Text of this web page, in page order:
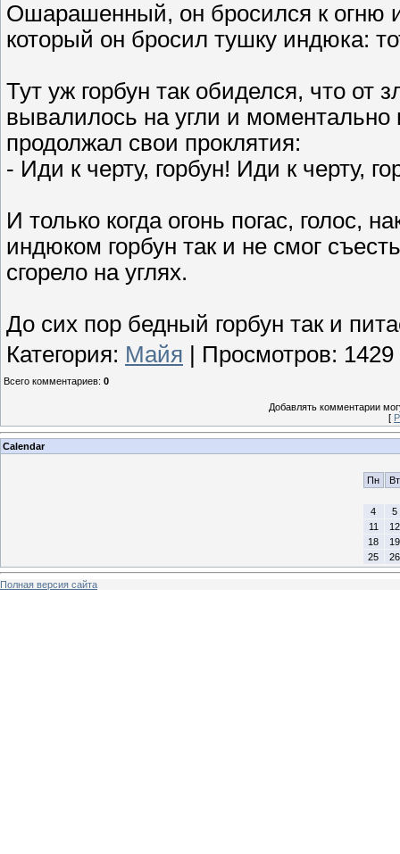
Ошарашенный, он бросился к огню
который он бросил тушку индюка:
Тут уж горбун так обиделся, что от
вывалилось на угли и
продолжал свои проклятия:
- Иди к черту, горбун! Иди к черту,
И только когда огонь погас, голос,
индюком горбун так и не смог
сгорело на углях.
До сих пор бедный горбун так и
Категория: Майя Просмотров:
Всего комментариев: 0
Добавлять комментарии
[
Calendar
Пн Вт
4
5
11
12
18
19
25
26
Полная версия сайта